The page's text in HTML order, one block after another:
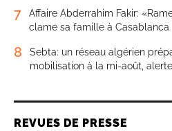
7
Affaire Abderrahim Fakir:
clame sa famille à Casablanca
8
Sebta: un réseau algérien
mobilisation à la mi-août,
REVUES DE PRESSE